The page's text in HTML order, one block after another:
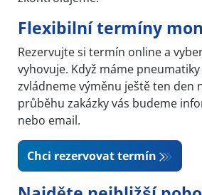
Flexibilní termíny
Rezervujte si termín online a
vyhovuje. Když máme
zvládneme výměnu ještě ten den
průběhu zakázky vás budeme
nebo email.
Chci rezervovat termín